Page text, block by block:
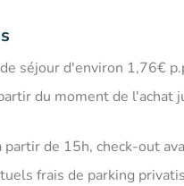
séjour d'environ 1,76€
du moment de l'achat
partir de 15h, check-out
frais de parking